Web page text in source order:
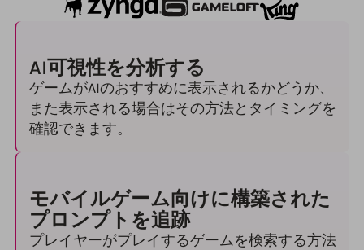
AI可視性を分析する
ゲームがAIのおすすめに表示されるかどうか、
また表示される場合はその方法とタイミングを
確認できます。
モバイルゲーム向けに構築された
プロンプトを追跡
プレイヤーがプレイするゲームを検索する方法